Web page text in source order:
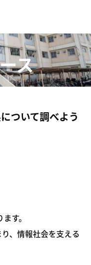
ス
ついて調べよう
す。
、情報社会を支える